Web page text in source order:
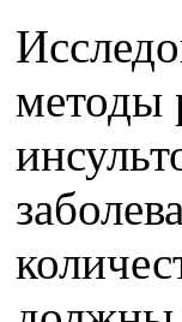
методы